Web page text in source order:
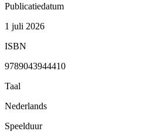
Publicatiedatum
1 juli 2026
ISBN
9789043944410
Taal
Nederlands
Speelduur